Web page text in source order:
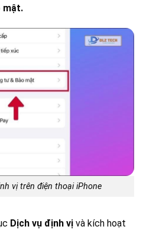
mật.
vị trên điện thoại iPhone
Dịch vụ định vị và kích hoạt